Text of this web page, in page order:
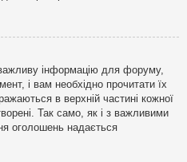
інформацію для форуму,
і вам необхідно прочитати їх
в верхній частині кожної
Так само, як і з важливими
оголошень надається